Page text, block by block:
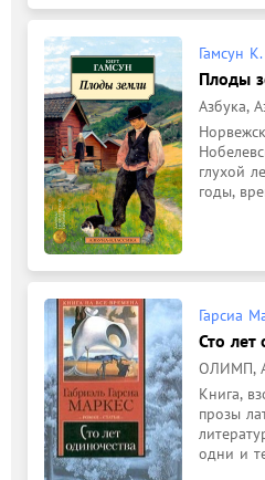
Гамсун К.
Плоды
Азбука,
глухой
годы,
Гарсиа
Сто лет
ОЛИМП,
Книга,
прозы
одни и